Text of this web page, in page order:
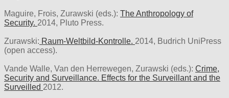
Maguire, Frois, Zurawski (eds.): The Anthropology of
Security. 2014, Pluto Press.
Zurawski: Raum-Weltbild-Kontrolle. 2014, Budrich UniPress
(open access).
Vande Walle, Van den Herrewegen, Zurawski (eds.): Crime,
Security and Surveillance. Effects for the Surveillant and the
Surveilled 2012.